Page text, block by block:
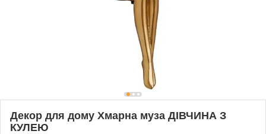
Декор для дому Хмарна муза ДІВЧИНА З
КУЛЕЮ